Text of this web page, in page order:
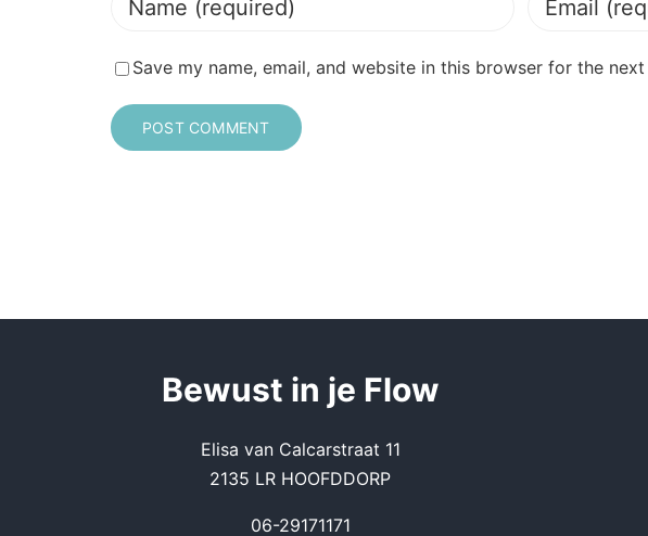
Save my name, email, and website in this browser for the
Bewust in je Flow
Elisa van Calcarstraat 11
2135 LR HOOFDDORP
06-29171171